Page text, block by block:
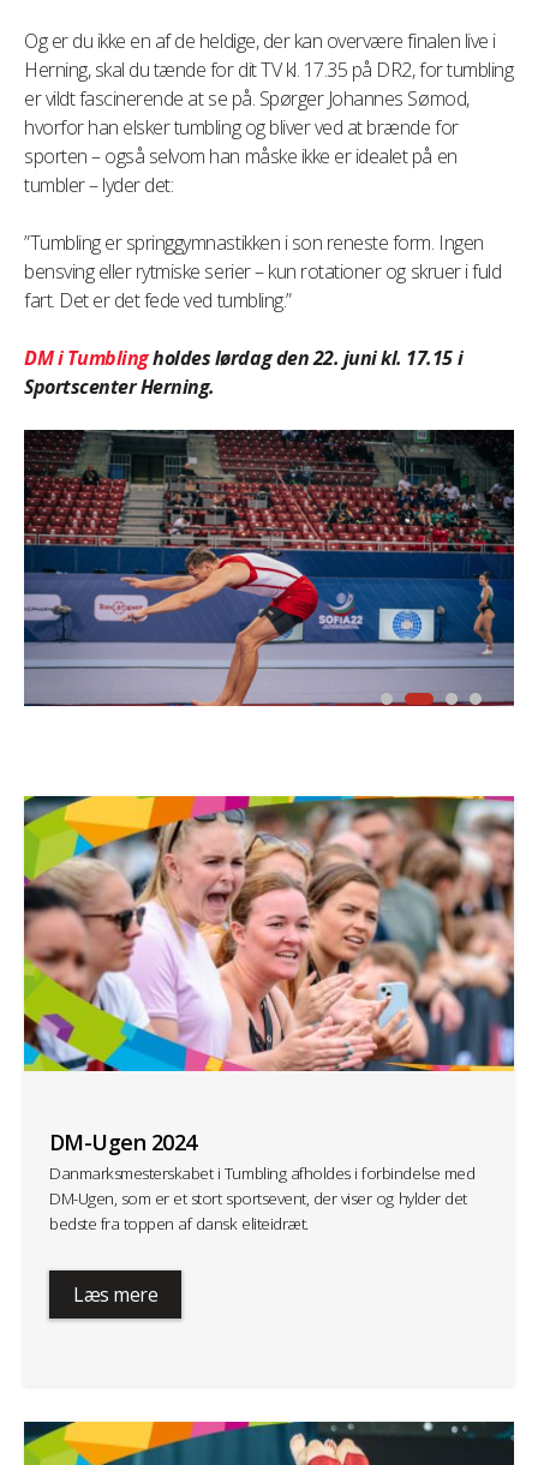
Og er du ikke en af de heldige, der kan overvære finalen live i
Herning, skal du tænde for dit TV kl. 17.35 på DR2, for tumbling
er vildt fascinerende at se på. Spørger Johannes Sømod,
hvorfor han elsker tumbling og bliver ved at brænde for
sporten – også selvom han måske ikke er idealet på en
tumbler – lyder det:
”Tumbling er springgymnastikken i son reneste form. Ingen
bensving eller rytmiske serier – kun rotationer og skruer i fuld
fart. Det er det fede ved tumbling.”
DM i Tumblingholdes lørdag den 22. juni kl. 17.15 i
Sportscenter Herning.
DM-Ugen 2024
Danmarksmesterskabet i Tumbling afholdes i forbindelse med
DM-Ugen, som er et stort sportsevent, der viser og hylder det
bedste fra toppen af dansk eliteidræt.
Læs mere